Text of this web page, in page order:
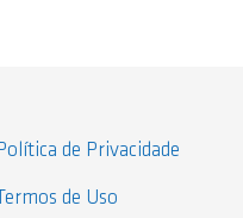
Política de Privacidade
Termos de Uso